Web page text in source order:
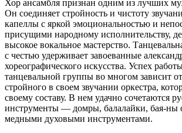
Хор ансамбля признан одним из лучших
Он соединяет стройность и чистоту
капеллы с яркой эмоциональностью и
присущими народному исполнительству,
высокое вокальное мастерство.
с честью удерживает завоеванные
хореографического искусства. Успех
танцевальной группы во многом зависит
стройного в своем звучании оркестра,
своему составу. В нем удачно сочетаются
инструменты — домры, балалайки, бая-ны
медными духовыми инструментами.